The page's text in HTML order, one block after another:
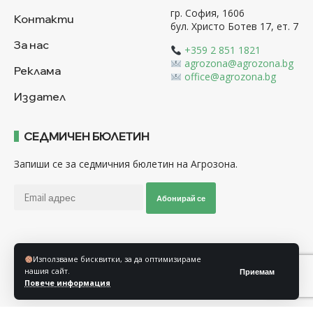
Използваме бисквитки, за да оптимизираме
нашия сайт.
Повече информация
Приемам
Контакти
За нас
Реклама
Издател
гр. София, 1606
бул. Христо Ботев 17, ет. 7
+359 2 851 1821
agrozona@agrozona.bg
office@agrozona.bg
СЕДМИЧЕН БЮЛЕТИН
Запиши се за седмичния бюлетин на Агрозона.
Абонирай се
Последвайте ни